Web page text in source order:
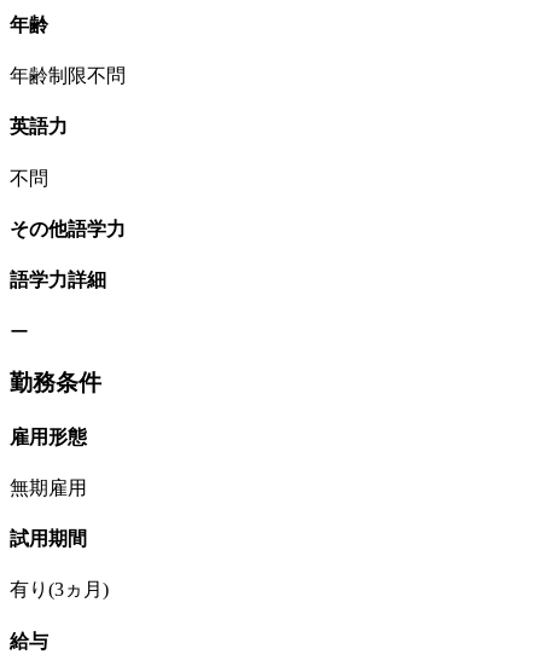
年齢
年齢制限不問
英語力
不問
その他語学力
語学力詳細
ー
勤務条件
雇用形態
無期雇用
試用期間
有り(3ヵ月)
給与